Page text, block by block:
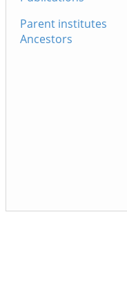
Parent institutes
Ancestors